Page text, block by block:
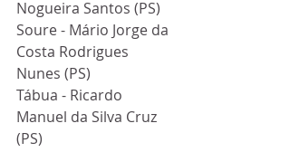
Nogueira Santos (PS)
Soure - Mário Jorge da
Costa Rodrigues
Nunes (PS)
Tábua - Ricardo
Manuel da Silva Cruz
(PS)